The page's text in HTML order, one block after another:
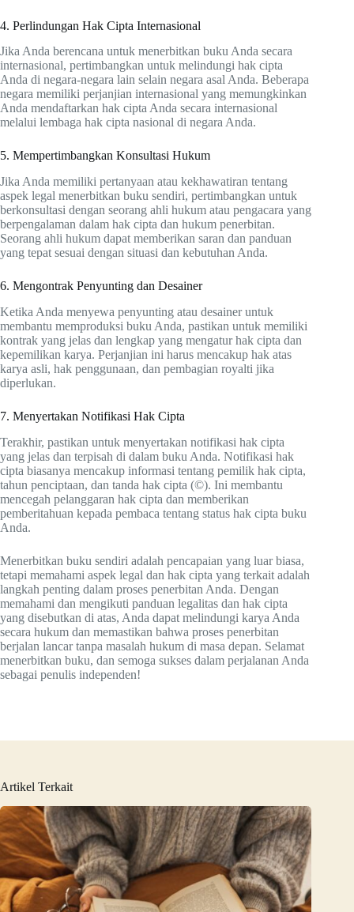
4. Perlindungan Hak Cipta Internasional
Jika Anda berencana untuk menerbitkan buku Anda secara
internasional, pertimbangkan untuk melindungi hak cipta
Anda di negara-negara lain selain negara asal Anda. Beberapa
negara memiliki perjanjian internasional yang memungkinkan
Anda mendaftarkan hak cipta Anda secara internasional
melalui lembaga hak cipta nasional di negara Anda.
5. Mempertimbangkan Konsultasi Hukum
Jika Anda memiliki pertanyaan atau kekhawatiran tentang
aspek legal menerbitkan buku sendiri, pertimbangkan untuk
berkonsultasi dengan seorang ahli hukum atau pengacara yang
berpengalaman dalam hak cipta dan hukum penerbitan.
Seorang ahli hukum dapat memberikan saran dan panduan
yang tepat sesuai dengan situasi dan kebutuhan Anda.
6. Mengontrak Penyunting dan Desainer
Ketika Anda menyewa penyunting atau desainer untuk
membantu memproduksi buku Anda, pastikan untuk memiliki
kontrak yang jelas dan lengkap yang mengatur hak cipta dan
kepemilikan karya. Perjanjian ini harus mencakup hak atas
karya asli, hak penggunaan, dan pembagian royalti jika
diperlukan.
7. Menyertakan Notifikasi Hak Cipta
Terakhir, pastikan untuk menyertakan notifikasi hak cipta
yang jelas dan terpisah di dalam buku Anda. Notifikasi hak
cipta biasanya mencakup informasi tentang pemilik hak cipta,
tahun penciptaan, dan tanda hak cipta (©). Ini membantu
mencegah pelanggaran hak cipta dan memberikan
pemberitahuan kepada pembaca tentang status hak cipta buku
Anda.
Menerbitkan buku sendiri adalah pencapaian yang luar biasa,
tetapi memahami aspek legal dan hak cipta yang terkait adalah
langkah penting dalam proses penerbitan Anda. Dengan
memahami dan mengikuti panduan legalitas dan hak cipta
yang disebutkan di atas, Anda dapat melindungi karya Anda
secara hukum dan memastikan bahwa proses penerbitan
berjalan lancar tanpa masalah hukum di masa depan. Selamat
menerbitkan buku, dan semoga sukses dalam perjalanan Anda
sebagai penulis independen!
Artikel Terkait